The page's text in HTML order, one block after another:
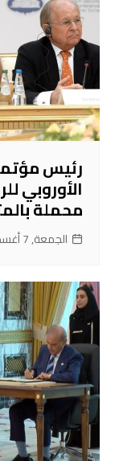
رئيس
الأوروبي
محملة
الجمعة, 7 أغسطس 2026, 23:54